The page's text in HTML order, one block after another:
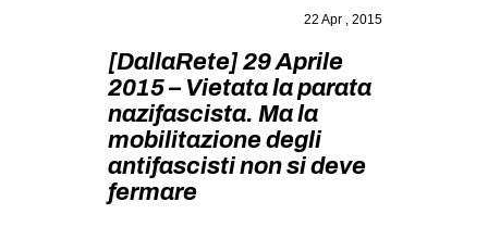
STUDENTI TSUNAMI
ZAM
MILANO
MOBILITAZIONI
22 Apr , 2015
[DallaRete] 29 Aprile
2015 – Vietata la parata
nazifascista. Ma la
mobilitazione degli
antifascisti non si deve
fermare